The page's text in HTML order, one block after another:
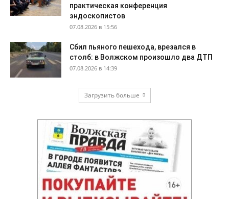
практическая конференция
эндоскопистов
07.08.2026 в 15:56
Сбил пьяного пешехода, врезался в
столб: в Волжском произошло два ДТП
07.08.2026 в 14:39
Загрузить больше